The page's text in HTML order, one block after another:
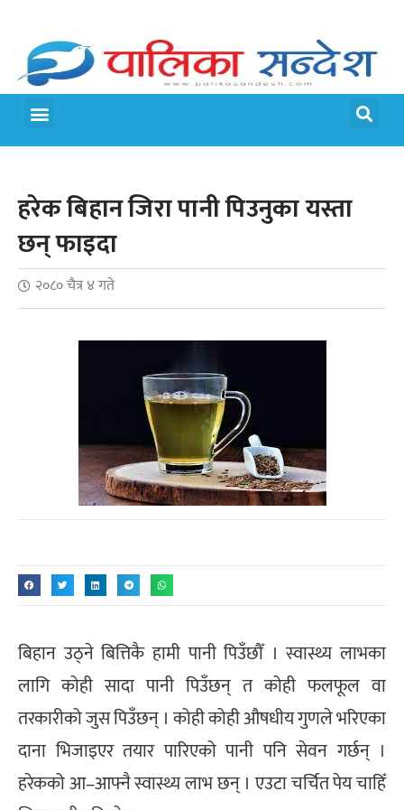
हरेक बिहान जिरा पानी पिउनुका यस्ता
छन् फाइदा
२०८० चैत्र ४ गते
बिहान उठ्ने बित्तिकै हामी पानी पिउँछौँ । स्वास्थ्य लाभका
लागि कोही सादा पानी पिउँछन् त कोही फलफूल वा
तरकारीको जुस पिउँछन् । कोही कोही औषधीय गुणले भरिएका
दाना भिजाइएर तयार पारिएको पानी पनि सेवन गर्छन् ।
हरेकको आ–आफ्नै स्वास्थ्य लाभ छन् । एउटा चर्चित पेय चाहिँ